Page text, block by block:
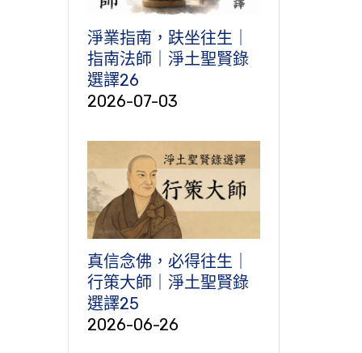
淨業指南，趺坐往生｜
指南法師｜淨土聖賢錄
選譯26
2026-07-03
真信念佛，必得往生｜
行策大師｜淨土聖賢錄
選譯25
2026-06-26